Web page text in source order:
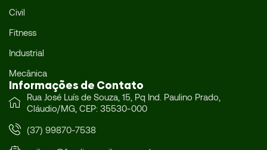
Civil
Fitness
Industrial
Mecânica
Informações de Contato
Rua José Luís de Souza, 15, Pq Ind. Paulino Prado,
Cláudio/MG, CEP: 35530-000
(37) 99870-7538